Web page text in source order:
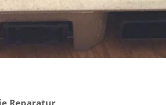
Reparatur